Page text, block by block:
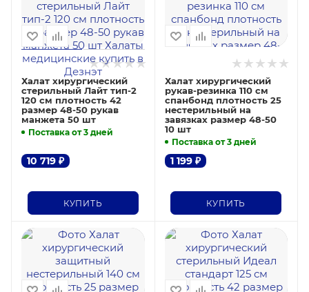
Халат хирургический
стерильный Лайт тип-2
120 см плотность 42
размер 48-50 рукав
манжета 50 шт
Поставка от 3 дней
10 719 ₽
КУПИТЬ
Халат хирургический
рукав-резинка 110 см
спанбонд плотность 25
нестерильный на
завязках размер 48-50
10 шт
Поставка от 3 дней
1 199₽
КУПИТЬ